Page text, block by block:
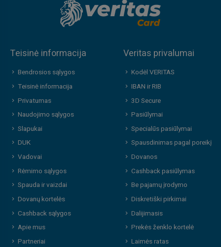
Teisinė informacija
Bendrosios sąlygos
Teisinė informacija
Privatumas
Naudojimo sąlygos
Slapukai
DUK
Vadovai
Rėmimo sąlygos
Spauda ir vaizdai
Dovanų kortelės
Cashback sąlygos
Apie mus
Partneriai
Veritas privalumai
Kodėl VERITAS
IBAN ir RIB
3D Secure
Pasiūlymai
Specialūs pasiūlymai
Spausdinimas pagal poreikį
Dovanos
Cashback pasiūlymas
Be pajamų įrodymo
Diskretiški pirkimai
Dalijimasis
Prekės ženklo kortelė
Laimės ratas